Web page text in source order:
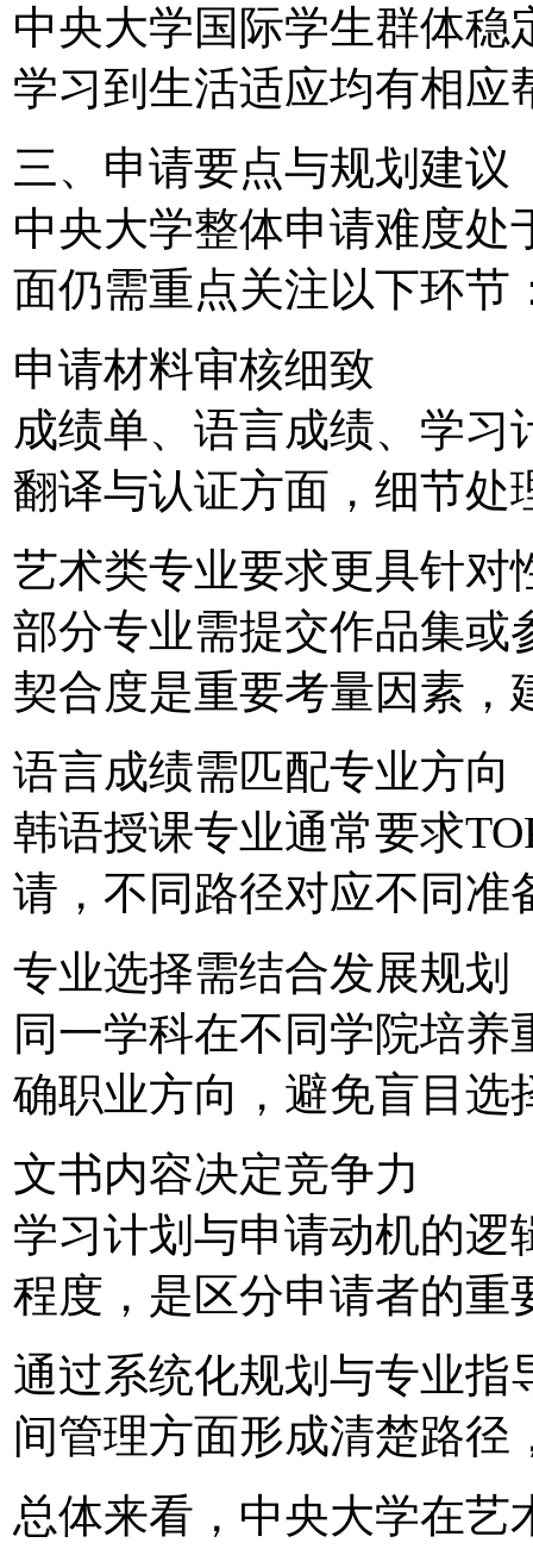
中央大学国际学生群体稳
学习到生活适应均有相应
三、申请要点与规划建议
中央大学整体申请难度处
面仍需重点关注以下环节
申请材料审核细致
成绩单、语言成绩、学
翻译与认证方面，细节处
艺术类专业要求更具针对
部分专业需提交作品集或
契合度是重要考量因素，
语言成绩需匹配专业方向
韩语授课专业通常要求
请，不同路径对应不同准
专业选择需结合发展规划
同一学科在不同学院培
确职业方向，避免盲目选
文书内容决定竞争力
学习计划与申请动机的逻
程度，是区分申请者的重
通过系统化规划与专业指
间管理方面形成清楚路径
总体来看，中央大学在艺